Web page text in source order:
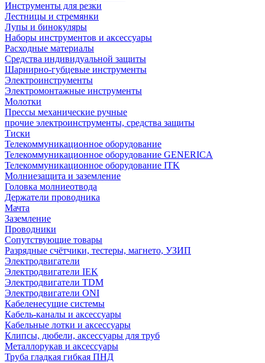
Инструменты для резки
Лестницы и стремянки
Лупы и бинокуляры
Наборы инструментов и аксессуары
Расходные материалы
Средства индивидуальной защиты
Шарнирно-губцевые инструменты
Электроинструменты
Электромонтажные инструменты
Молотки
Прессы механические ручные
прочие электроинструменты, средства защиты
Тиски
Телекоммуникационное оборудование
Телекоммуникационное оборудование GENERICA
Телекоммуникационное оборудование ITK
Молниезащита и заземление
Головка молниеотвода
Держатели проводника
Мачта
Заземление
Проводники
Сопутствующие товары
Разрядные счётчики, тестеры, магнето, УЗИП
Электродвигатели
Электродвигатели IEK
Электродвигатели TDM
Электродвигатели ONI
Кабеленесущие системы
Кабель-каналы и аксессуары
Кабельные лотки и аксессуары
Клипсы, дюбели, аксессуары для труб
Металлорукав и аксессуары
Труба гладкая гибкая ПНД